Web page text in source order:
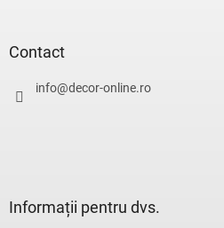
Contact
info@decor-online.ro
Informații pentru dvs.